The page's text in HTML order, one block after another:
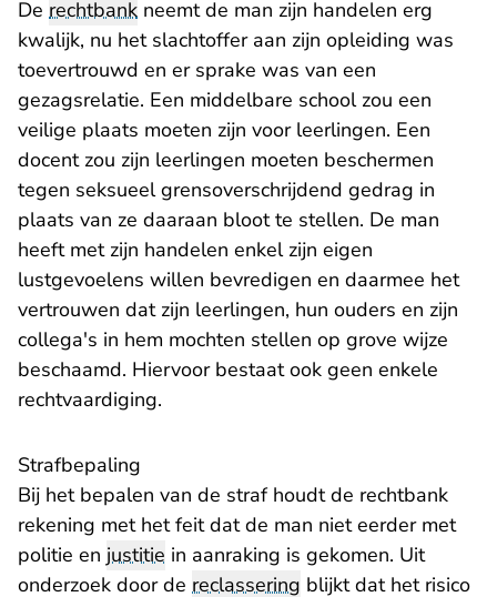
De rechtbank neemt de man zijn handelen erg
kwalijk, nu het slachtoffer aan zijn opleiding was
toevertrouwd en er sprake was van een
gezagsrelatie. Een middelbare school zou een
veilige plaats moeten zijn voor leerlingen. Een
docent zou zijn leerlingen moeten beschermen
tegen seksueel grensoverschrijdend gedrag in
plaats van ze daaraan bloot te stellen. De man
heeft met zijn handelen enkel zijn eigen
lustgevoelens willen bevredigen en daarmee het
vertrouwen dat zijn leerlingen, hun ouders en zijn
collega's in hem mochten stellen op grove wijze
beschaamd. Hiervoor bestaat ook geen enkele
rechtvaardiging.
Strafbepaling
Bij het bepalen van de straf houdt de rechtbank
rekening met het feit dat de man niet eerder met
politie en justitie in aanraking is gekomen. Uit
onderzoek door de reclassering blijkt dat het risico